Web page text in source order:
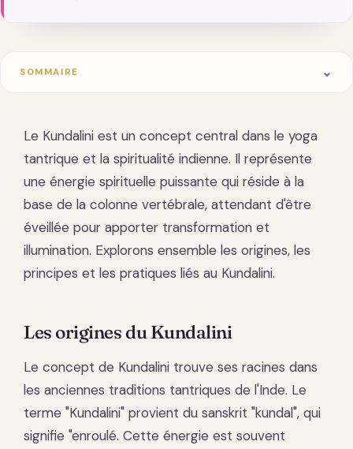
SOMMAIRE
Le Kundalini est un concept central dans le yoga
tantrique et la spiritualité indienne. Il représente
une énergie spirituelle puissante qui réside à la
base de la colonne vertébrale, attendant d'être
éveillée pour apporter transformation et
illumination. Explorons ensemble les origines, les
principes et les pratiques liés au Kundalini.
Les origines du Kundalini
Le concept de Kundalini trouve ses racines dans
les anciennes traditions tantriques de l'Inde. Le
terme "Kundalini" provient du sanskrit "kundal", qui
signifie "enroulé. Cette énergie est souvent